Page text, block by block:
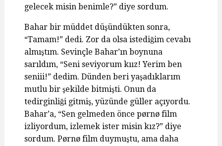
gelecek misin benimle?” diye sordum.
Bahar bir müddet düşündükten sonra,
“Tamam!” dedi. Zor da olsa istediğim cevabı
almıştım. Sevinçle Bahar’ın boynuna
sarıldım, “Seni seviyorum kıız! Yerim ben
seniii!” dedim. Dünden beri yaşadıklarım
mutlu bir şekilde bitmişti. Onun da
tedirginliği gitmiş, yüzünde güller açıyordu.
Bahar’a, “Sen gelmeden önce pørnø film
izliyordum, izlemek ister misin kız?” diye
sordum. Pørnø film duymuştu, ama daha